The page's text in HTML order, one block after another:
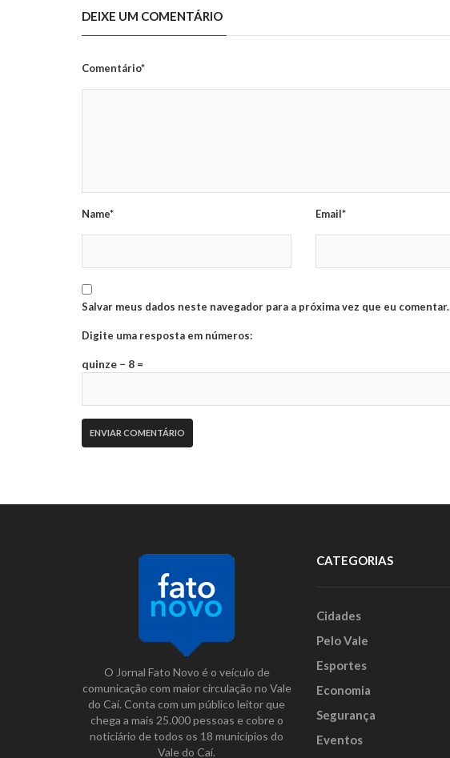
DEIXE UM COMENTÁRIO
Comentário*
Name* Email*
Salvar meus dados neste navegador para a próxima vez que eu comentar.
Digite uma resposta em números:
quinze − 8 =
O Jornal Fato Novo é o veículo de
comunicação com maior circulação no Vale
do Caí. Conta com um público leitor que
chega a mais 25.000 pessoas e cobre o
noticiário de todos os 18 municípios do
Vale do Caí.
CATEGORIAS
Cidades
Pelo Vale
Esportes
Economia
Segurança
Eventos